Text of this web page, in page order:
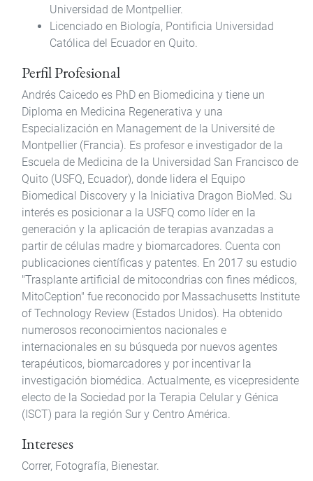
Universidad de Montpellier.
Licenciado en Biología, Pontificia Universidad
Católica del Ecuador en Quito.
Perfil Profesional
Andrés Caicedo es PhD en Biomedicina y tiene un
Diploma en Medicina Regenerativa y una
Especialización en Management de la Université de
Montpellier (Francia). Es profesor e investigador de la
Escuela de Medicina de la Universidad San Francisco de
Quito (USFQ, Ecuador), donde lidera el Equipo
Biomedical Discovery y la Iniciativa Dragon BioMed. Su
interés es posicionar a la USFQ como líder en la
generación y la aplicación de terapias avanzadas a
partir de células madre y biomarcadores. Cuenta con
publicaciones científicas y patentes. En 2017 su estudio
"Trasplante artificial de mitocondrias con fines médicos,
MitoCeption" fue reconocido por Massachusetts Institute
of Technology Review (Estados Unidos). Ha obtenido
numerosos reconocimientos nacionales e
internacionales en su búsqueda por nuevos agentes
terapéuticos, biomarcadores y por incentivar la
investigación biomédica. Actualmente, es vicepresidente
electo de la Sociedad por la Terapia Celular y Génica
(ISCT) para la región Sur y Centro América.
Intereses
Correr, Fotografía, Bienestar.